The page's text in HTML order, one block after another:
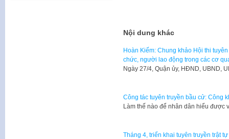
Nội dung khác
Hoàn Kiếm: Chung khảo Hội thi
chức, người lao động trong các cơ
Ngày 27/4, Quận ủy, HĐND, UBND,
Công tác tuyên truyền bầu cử: Công
Làm thế nào để nhân dân hiểu
Tháng 4, triển khai tuyên truyền trật